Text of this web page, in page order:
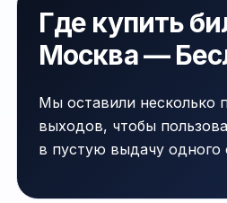
Где купить
Москва —
Мы оставили несколько
выходов, чтобы
в пустую выдачу одного